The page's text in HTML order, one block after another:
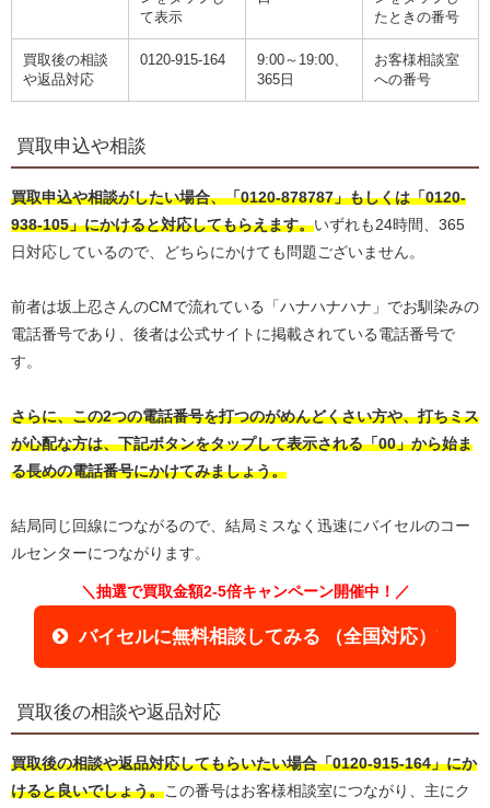
て表示
たときの番号
買取後の相談
や返品対応
0120-915-164
9:00～19:00、
365日
お客様相談室
への番号
買取申込や相談
買取申込や相談がしたい場合、「0120-878787」もしくは「0120-
938-105」にかけると対応してもらえます。いずれも24時間、365
日対応しているので、どちらにかけても問題ございません。
前者は坂上忍さんのCMで流れている「ハナハナハナ」でお馴染みの
電話番号であり、後者は公式サイトに掲載されている電話番号で
す。
さらに、この2つの電話番号を打つのがめんどくさい方や、打ちミス
が心配な方は、下記ボタンをタップして表示される「00」から始ま
る長めの電話番号にかけてみましょう。
結局同じ回線につながるので、結局ミスなく迅速にバイセルのコー
ルセンターにつながります。
＼抽選で買取金額2-5倍キャンペーン開催中！／
バイセルに無料相談してみる （全国対応）
買取後の相談や返品対応
買取後の相談や返品対応してもらいたい場合「0120-915-164」にか
けると良いでしょう。この番号はお客様相談室につながり、主にク